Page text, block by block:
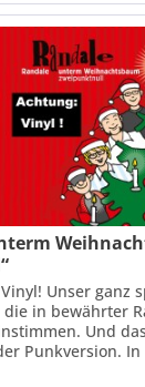
Unser ganz
die in bewährter
Und
Punkversion.